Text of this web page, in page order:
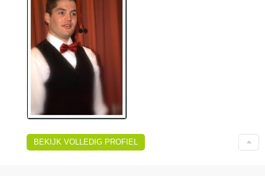
BEKIJK VOLLEDIG PROFIEL